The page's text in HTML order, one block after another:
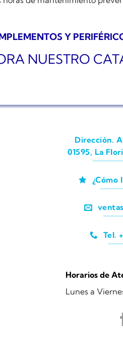
Y
NUESTRO
Dirección.
01595, La
¿Cómo
Tel.
Horarios de
Lunes a